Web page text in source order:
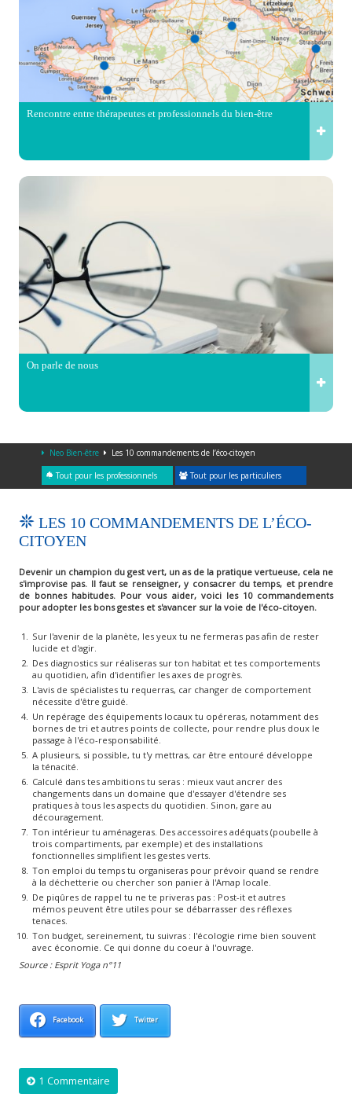
Rencontre entre thérapeutes et professionnels du bien-être
On parle de nous
Neo Bien-être Les 10 commandements de l’éco-citoyen
Tout pour les professionnels Tout pour les particuliers
LES 10 COMMANDEMENTS DE L’ÉCO-
CITOYEN
Devenir un champion du gest vert, un as de la pratique vertueuse, cela ne
s'improvise pas. Il faut se renseigner, y consacrer du temps, et prendre
de bonnes habitudes. Pour vous aider, voici les 10 commandements
pour adopter les bons gestes et s'avancer sur la voie de l'éco-citoyen.
Sur l'avenir de la planète, les yeux tu ne fermeras pas afin de rester
lucide et d'agir.
Des diagnostics sur réaliseras sur ton habitat et tes comportements
au quotidien, afin d'identifier les axes de progrès.
L'avis de spécialistes tu requerras, car changer de comportement
nécessite d'être guidé.
Un repérage des équipements locaux tu opéreras, notamment des
bornes de tri et autres points de collecte, pour rendre plus doux le
passage à l'éco-responsabilité.
A plusieurs, si possible, tu t'y mettras, car être entouré développe
la ténacité.
Calculé dans tes ambitions tu seras : mieux vaut ancrer des
changements dans un domaine que d'essayer d'étendre ses
pratiques à tous les aspects du quotidien. Sinon, gare au
découragement.
Ton intérieur tu aménageras. Des accessoires adéquats (poubelle à
trois compartiments, par exemple) et des installations
fonctionnelles simplifient les gestes verts.
Ton emploi du temps tu organiseras pour prévoir quand se rendre
à la déchetterie ou chercher son panier à l'Amap locale.
De piqûres de rappel tu ne te priveras pas : Post-it et autres
mémos peuvent être utiles pour se débarrasser des réflexes
tenaces.
Ton budget, sereinement, tu suivras : l'écologie rime bien souvent
avec économie. Ce qui donne du coeur à l'ouvrage.
Source : Esprit Yoga n°11
Facebook Twitter
1 Commentaire